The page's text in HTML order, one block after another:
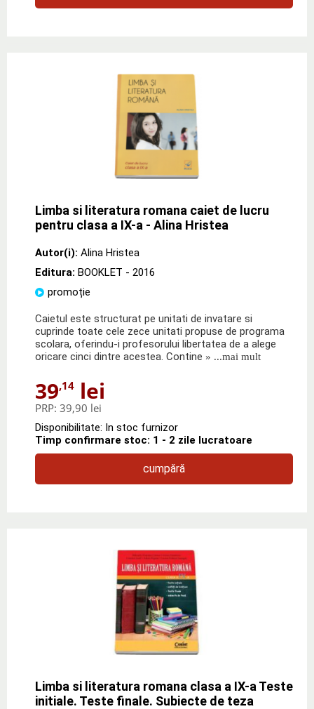
Limba si literatura romana caiet de lucru
pentru clasa a IX-a - Alina Hristea
Autor(i): Alina Hristea
Editura: BOOKLET - 2016
promoție
Caietul este structurat pe unitati de invatare si
cuprinde toate cele zece unitati propuse de programa
scolara, oferindu-i profesorului libertatea de a alege
oricare cinci dintre acestea. Contine » ...mai mult
39,14 lei
PRP: 39,90 lei
Disponibilitate: In stoc furnizor
Timp confirmare stoc: 1 - 2 zile lucratoare
cumpără
Limba si literatura romana clasa a IX-a Teste
initiale. Teste finale. Subiecte de teza